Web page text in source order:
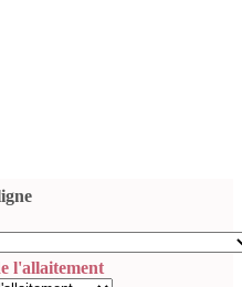
l'allaitement